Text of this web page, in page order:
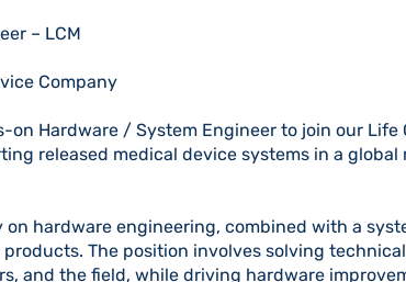
– LCM
Company
on Hardware / System Engineer to join our Life
released medical device systems in a
on hardware engineering, combined with a
The position involves solving
and the field, while driving hardware